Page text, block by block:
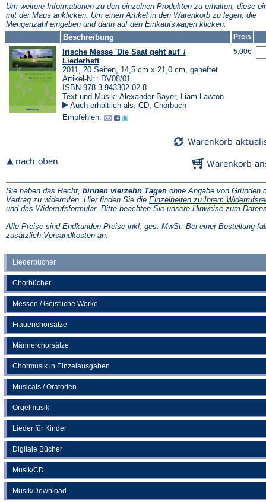
Liederbücher
Chorbücher
Messen / Geistliche Werke
Frauenchorsätze
Männerchorsätze
Chormusik in Einzelausgaben
Musicals / Oratorien
Orgelmusik
Lieder für Kinder
Digitale Bücher
Musik/CD
Musik/Download
Tab)
Um weitere Informationen zu den einzelnen Produkten zu erhalten, diese
mit der Maus anklicken. Um einen Artikel in den Warenkorb zu legen, die
Mengenzahl eingeben und dann auf den Einkaufswagen klicken.
Beschreibung
Preis
Irische Messe 'Die Saat geht auf' /
Liederheft
2011, 20 Seiten, 14,5 cm x 21,0 cm, geheftet
Artikel-Nr.: DV08/01
ISBN 978-3-943302-02-8
Text und Musik: Alexander Bayer, Liam Lawton
Auch erhältlich als: CD, Chorbuch
Empfehlen:
5,00€
Sie haben das Recht, binnen vierzehn Tagen ohne Angabe von Gründen
Vertrag zu widerrufen. Hier finden Sie die Einzelheiten zu Ihrem
und das Widerrufsformular(Öffnet
einem
neuen
. Bitte beachten Sie unsere Hinweise zum
Alle Preise sind Endkunden-Preise inkl. ges. MwSt. Bei einer Bestellung
zusätzlich Versandkosten(Öffnet
an.